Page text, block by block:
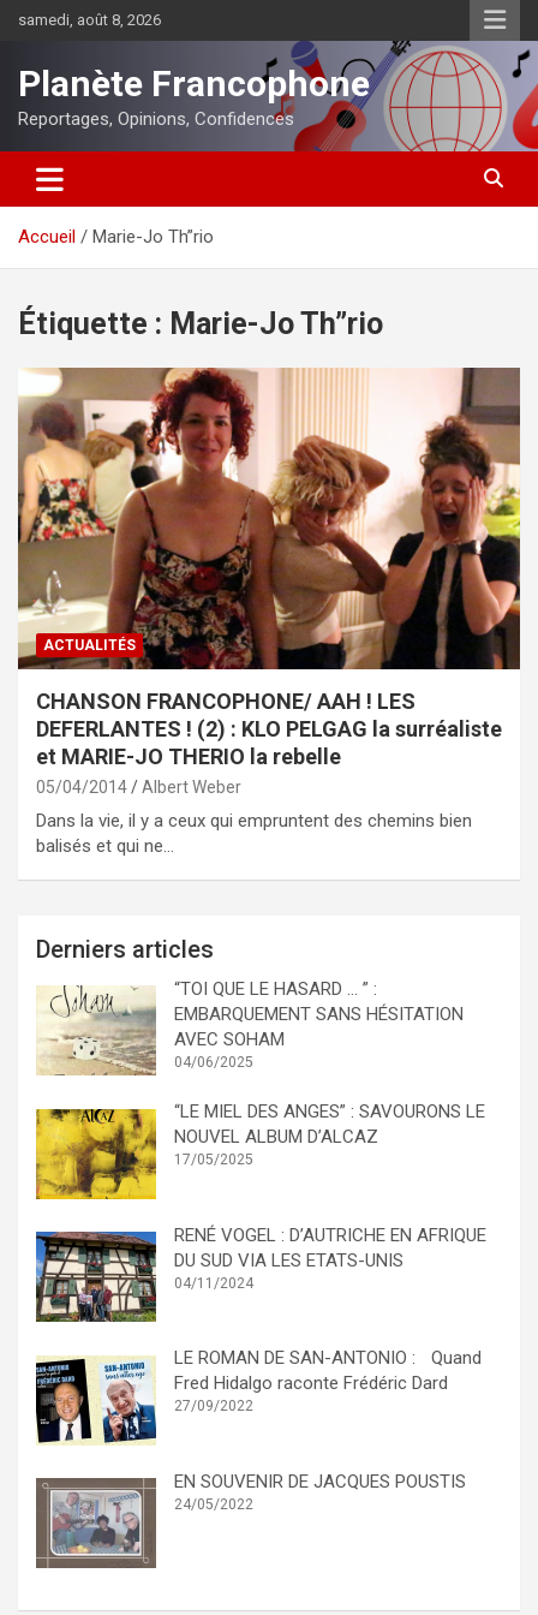
samedi, août 8, 2026
Planète Francophone
Reportages, Opinions, Confidences
Accueil Marie-Jo Th”rio
Étiquette : Marie-Jo Th”rio
ACTUALITÉS
CHANSON FRANCOPHONE/ AAH ! LES
DEFERLANTES ! (2) : KLO PELGAG la surréaliste
et MARIE-JO THERIO la rebelle
05/04/2014 Albert Weber
Dans la vie, il y a ceux qui empruntent des chemins bien
balisés et qui ne…
Derniers articles
“TOI QUE LE HASARD … ” :
EMBARQUEMENT SANS HÉSITATION
AVEC SOHAM
04/06/2025
“LE MIEL DES ANGES” : SAVOURONS LE
NOUVEL ALBUM D’ALCAZ
17/05/2025
RENÉ VOGEL : D’AUTRICHE EN AFRIQUE
DU SUD VIA LES ETATS-UNIS
04/11/2024
LE ROMAN DE SAN-ANTONIO : Quand
Fred Hidalgo raconte Frédéric Dard
27/09/2022
EN SOUVENIR DE JACQUES POUSTIS
24/05/2022